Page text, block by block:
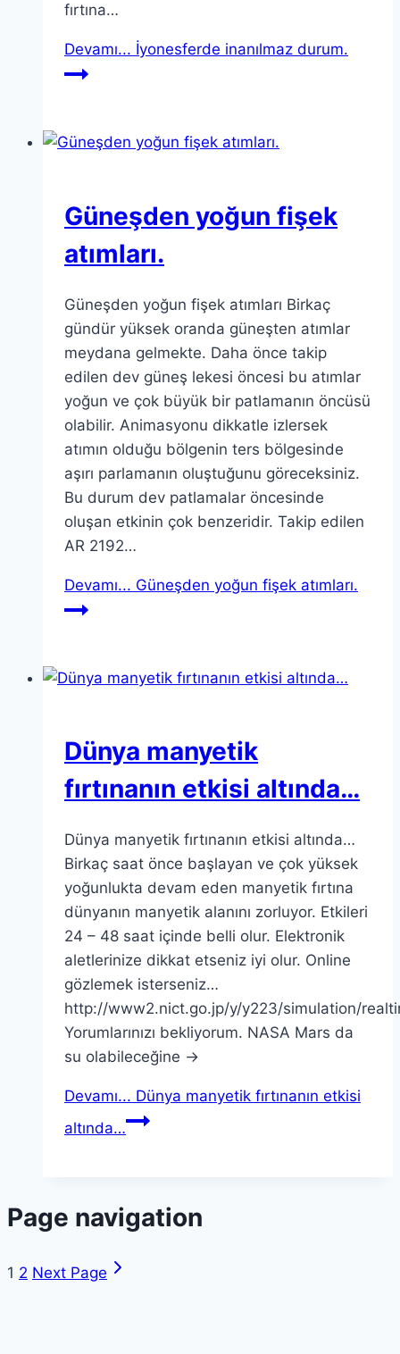
fırtına…
Devamı... İyonesferde inanılmaz durum.
Güneşden yoğun fişek
atımları.
Güneşden yoğun fişek atımları Birkaç
gündür yüksek oranda güneşten atımlar
meydana gelmekte. Daha önce takip
edilen dev güneş lekesi öncesi bu atımlar
yoğun ve çok büyük bir patlamanın öncüsü
olabilir. Animasyonu dikkatle izlersek
atımın olduğu bölgenin ters bölgesinde
aşırı parlamanın oluştuğunu göreceksiniz.
Bu durum dev patlamalar öncesinde
oluşan etkinin çok benzeridir. Takip edilen
AR 2192…
Devamı... Güneşden yoğun fişek atımları.
Dünya manyetik
fırtınanın etkisi altında…
Dünya manyetik fırtınanın etkisi altında…
Birkaç saat önce başlayan ve çok yüksek
yoğunlukta devam eden manyetik fırtına
dünyanın manyetik alanını zorluyor. Etkileri
24 – 48 saat içinde belli olur. Elektronik
aletlerinize dikkat etseniz iyi olur. Online
gözlemek isterseniz…
http://www2.nict.go.jp/y/y223/simulation/
Yorumlarınızı bekliyorum. NASA Mars da
su olabileceğine ->
Devamı... Dünya manyetik fırtınanın etkisi
altında…
Page navigation
1 2 Next Page